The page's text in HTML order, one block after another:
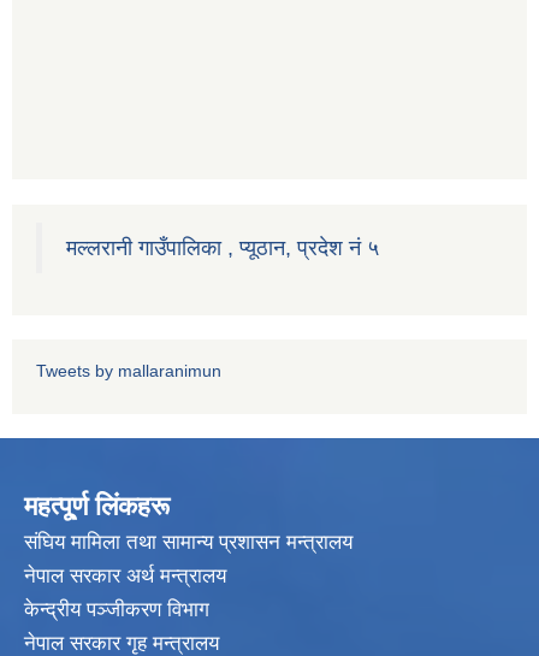
मल्लरानी गाउँपालिका , प्यूठान, प्रदेश नं ५
Tweets by mallaranimun
महत्पू्र्ण लिंकहरू
संघिय मामिला तथा सामान्य प्रशासन मन्त्रालय
नेपाल सरकार अर्थ मन्त्रालय
केन्द्रीय पञ्जीकरण विभाग
नेपाल सरकार गृह मन्त्रालय